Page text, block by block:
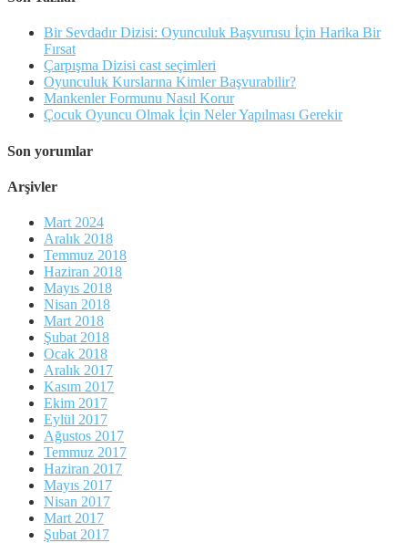
Bir Sevdadır Dizisi: Oyunculuk Başvurusu İçin Harika Bir
Fırsat
Çarpışma Dizisi cast seçimleri
Oyunculuk Kurslarına Kimler Başvurabilir?
Mankenler Formunu Nasıl Korur
Çocuk Oyuncu Olmak İçin Neler Yapılması Gerekir
Son yorumlar
Arşivler
Mart 2024
Aralık 2018
Temmuz 2018
Haziran 2018
Mayıs 2018
Nisan 2018
Mart 2018
Şubat 2018
Ocak 2018
Aralık 2017
Kasım 2017
Ekim 2017
Eylül 2017
Ağustos 2017
Temmuz 2017
Haziran 2017
Mayıs 2017
Nisan 2017
Mart 2017
Şubat 2017